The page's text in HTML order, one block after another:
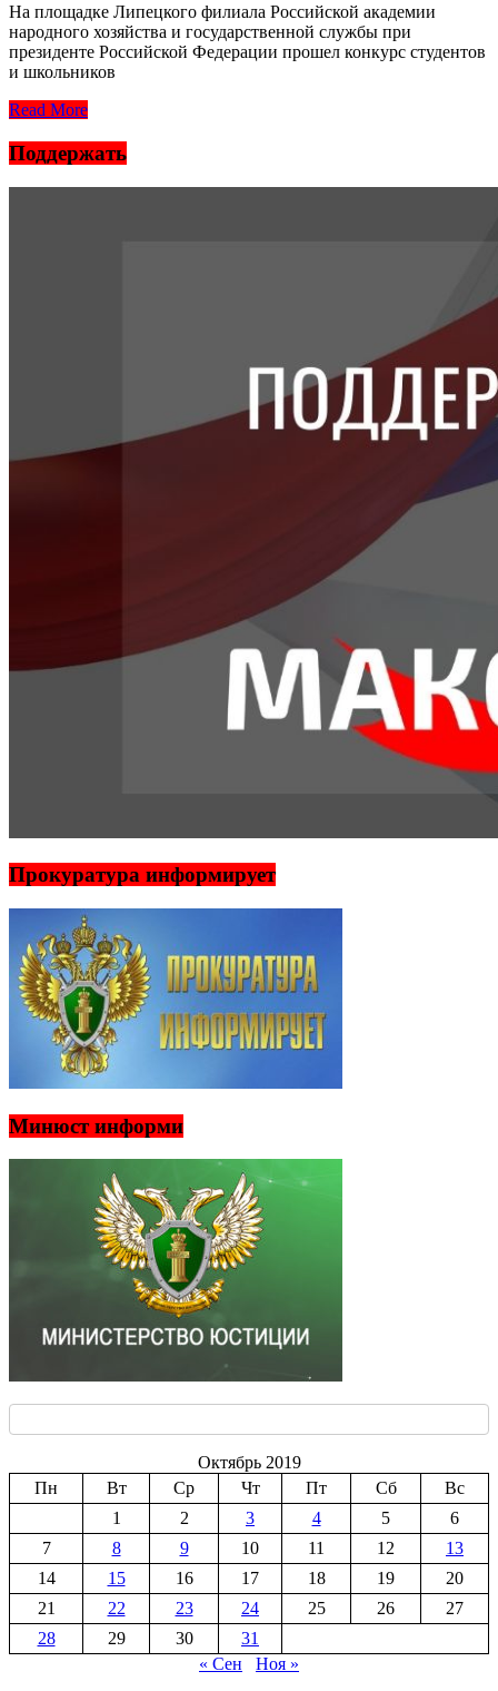
На площадке Липецкого филиала Российской академии
народного хозяйства и государственной службы при
президенте Российской Федерации прошел конкурс студентов
и школьников
Read More
Поддержать
Прокуратура информирует
Минюст информи
Октябрь 2019
Пн
Вт Ср Чт Пт Сб
Вс
1
2 3 4 5
6
7
8 9 10 11 12
13
14
15 16 17 18 19
20
21
22 23 24 25 26
27
28
29 30
31
« Сен
Ноя »